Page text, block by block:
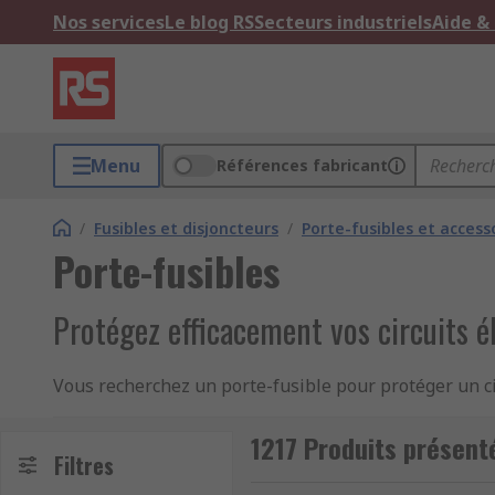
Nos servicesLe blog RSSecteurs industrielsAide
Menu Références fabricant
/ Fusibles et disjoncteurs / Porte-fusibles et
Porte-fusibles
Protégez efficacement vos circuits
Vous recherchez un porte-fusible pour protéger un
types de fusibles. Que vous soyez technicien de
et de références issues des plus grandes marques
Filtres 1217 Produits